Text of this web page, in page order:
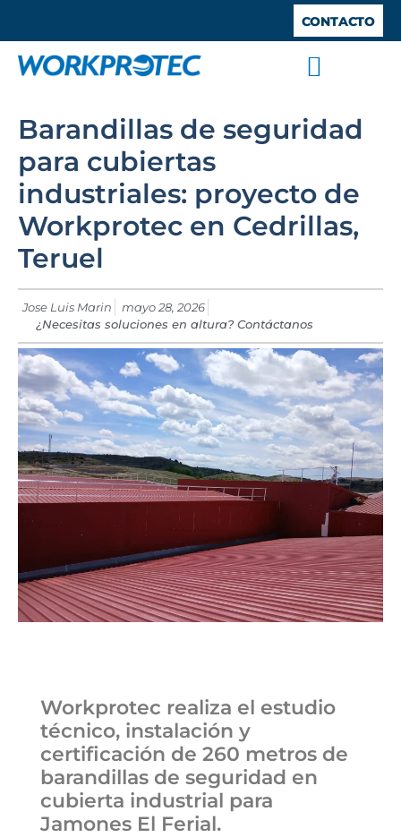
CONTACTO
Barandillas de seguridad
para cubiertas
industriales: proyecto de
Workprotec en Cedrillas,
Teruel
Jose Luis Marin
mayo 28, 2026
¿Necesitas soluciones en altura? Contáctanos
Workprotec realiza el estudio
técnico, instalación y
certificación de 260 metros de
barandillas de seguridad en
cubierta industrial para
Jamones El Ferial.